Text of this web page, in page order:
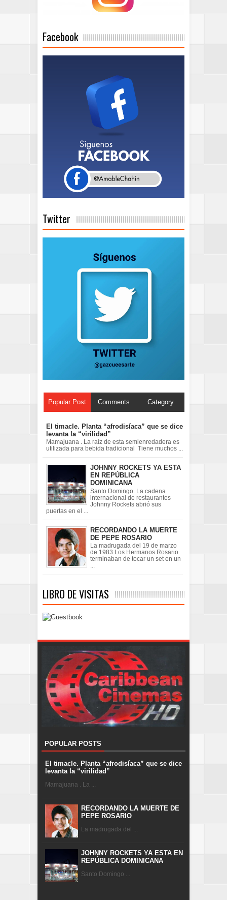
Facebook
Twitter
Popular Post Comments Category
El timacle. Planta “afrodisíaca” que se dice
levanta la “virilidad”
Mamajuana . La raíz de esta semienredadera es
utilizada para bebida tradicional Tiene muchos ...
JOHNNY ROCKETS YA ESTA
EN REPÚBLICA
DOMINICANA
Santo Domingo. La cadena
internacional de restaurantes
Johnny Rockets abrió sus
puertas en el ...
RECORDANDO LA MUERTE
DE PEPE ROSARIO
La madrugada del 19 de marzo
de 1983 Los Hermanos Rosario
terminaban de tocar un set en un
...
LIBRO DE VISITAS
POPULAR POSTS
El timacle. Planta “afrodisíaca” que se dice
levanta la “virilidad”
Mamajuana . La ...
RECORDANDO LA MUERTE DE
PEPE ROSARIO
La madrugada del ...
JOHNNY ROCKETS YA ESTA EN
REPÚBLICA DOMINICANA
Santo Domingo ...